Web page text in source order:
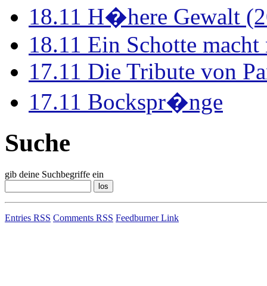
18.11 H�here Gewalt
18.11 Ein Schotte
17.11 Die Tribute von
17.11 Bockspr�nge
Suche
gib deine Suchbegriffe ein
Entries RSS Comments RSS Feedburner Link